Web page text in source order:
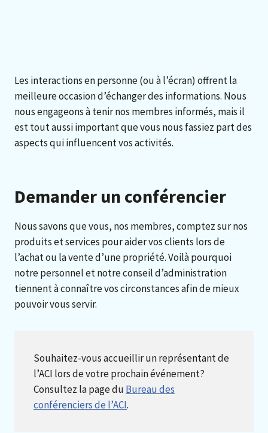
Les interactions en personne (ou à l’écran) offrent la
meilleure occasion d’échanger des informations. Nous
nous engageons à tenir nos membres informés, mais il
est tout aussi important que vous nous fassiez part des
aspects qui influencent vos activités.
Demander un conférencier
Nous savons que vous, nos membres, comptez sur nos
produits et services pour aider vos clients lors de
l’achat ou la vente d’une propriété. Voilà pourquoi
notre personnel et notre conseil d’administration
tiennent à connaître vos circonstances afin de mieux
pouvoir vous servir.
Souhaitez-vous accueillir un représentant de
l’ACI lors de votre prochain événement?
Consultez la page du Bureau des
conférenciers de l’ACI.